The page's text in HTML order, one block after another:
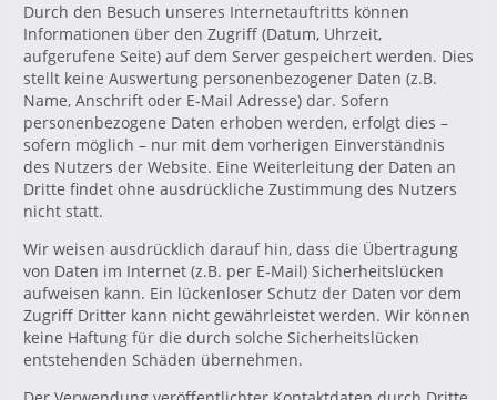
Durch den Besuch unseres Internetauftritts können
Informationen über den Zugriff (Datum, Uhrzeit,
aufgerufene Seite) auf dem Server gespeichert werden. Dies
stellt keine Auswertung personenbezogener Daten (z.B.
Name, Anschrift oder E-Mail Adresse) dar. Sofern
personenbezogene Daten erhoben werden, erfolgt dies –
sofern möglich – nur mit dem vorherigen Einverständnis
des Nutzers der Website. Eine Weiterleitung der Daten an
Dritte findet ohne ausdrückliche Zustimmung des Nutzers
nicht statt.
Wir weisen ausdrücklich darauf hin, dass die Übertragung
von Daten im Internet (z.B. per E-Mail) Sicherheitslücken
aufweisen kann. Ein lückenloser Schutz der Daten vor dem
Zugriff Dritter kann nicht gewährleistet werden. Wir können
keine Haftung für die durch solche Sicherheitslücken
entstehenden Schäden übernehmen.